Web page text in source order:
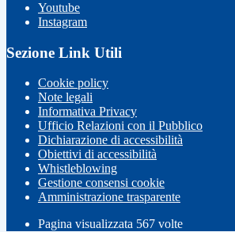
Youtube
Instagram
Sezione Link Utili
Cookie policy
Note legali
Informativa Privacy
Ufficio Relazioni con il Pubblico
Dichiarazione di accessibilità
Obiettivi di accessibilità
Whistleblowing
Gestione consensi cookie
Amministrazione trasparente
Pagina visualizzata 567 volte